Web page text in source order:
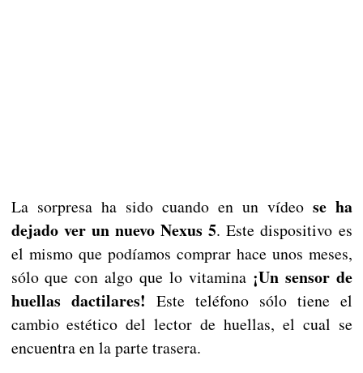
La sorpresa ha sido cuando en un vídeo se ha
dejado ver un nuevo Nexus 5. Este dispositivo es
el mismo que podíamos comprar hace unos meses,
sólo que con algo que lo vitamina ¡Un sensor de
huellas dactilares! Este teléfono sólo tiene el
cambio estético del lector de huellas, el cual se
encuentra en la parte trasera.